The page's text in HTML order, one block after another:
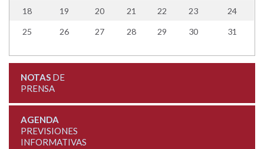
18 19 20 21 22 23 24
25 26 27 28 29 30 31
NOTASDE
PRENSA
AGENDA
PREVISIONES
INFORMATIVAS